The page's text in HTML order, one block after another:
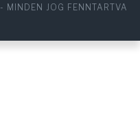
- MINDEN JOG FENNTARTVA